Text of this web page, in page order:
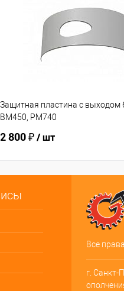
Защитная пластина с выходом
BM450, PM740
2 800 ₽/ шт
Все
г. Санкт-